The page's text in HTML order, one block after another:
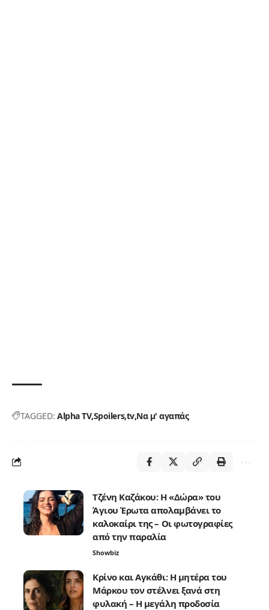
TAGGED: Alpha TVSpoilers tv Να μ' αγαπάς
Τζένη Καζάκου: Η «Δώρα» του
Άγιου Έρωτα απολαμβάνει το
καλοκαίρι της – Οι φωτογραφίες
από την παραλία
Showbiz
Κρίνο και Αγκάθι: Η μητέρα του
Μάρκου τον στέλνει ξανά στη
φυλακή – Η μεγάλη προδοσία